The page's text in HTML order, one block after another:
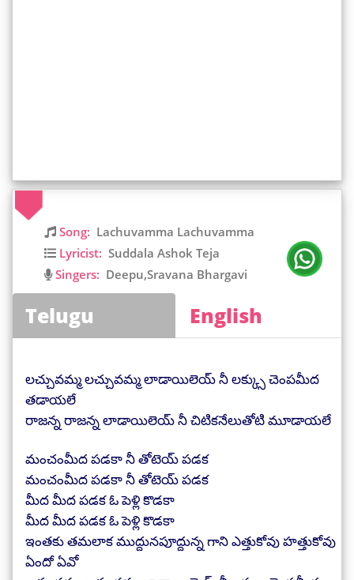
Song: Lachuvamma Lachuvamma
Lyricist: Suddala Ashok Teja
Singers: Deepu,Sravana Bhargavi
Telugu English
లచ్చువమ్మ లచ్చువమ్మ లాడాయిలెయ్ నీ లక్క్సు చెంపమీద
తడాయలే
రాజన్న రాజన్న లాడాయిలెయ్ నీ చిటికనేలుతోటి మూడాయలే
మంచంమీద పడకా నీ తోటెయ్ పడక
మంచంమీద పడకా నీ తోటెయ్ పడక
మీద మీద పడక ఓ పెళ్లి కొడకా
మీద మీద పడక ఓ పెళ్లి కొడకా
ఇంతకు తమలాక ముద్దునపూద్దున్న గాని ఎత్తుకోవు హత్తుకోవు
ఏందో ఏవో